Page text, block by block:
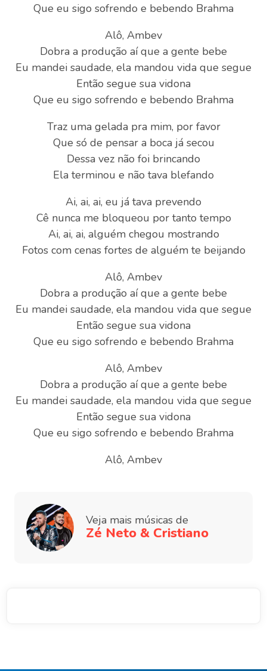
Que eu sigo sofrendo e bebendo Brahma
Alô, Ambev
Dobra a produção aí que a gente bebe
Eu mandei saudade, ela mandou vida que segue
Então segue sua vidona
Que eu sigo sofrendo e bebendo Brahma
Traz uma gelada pra mim, por favor
Que só de pensar a boca já secou
Dessa vez não foi brincando
Ela terminou e não tava blefando
Ai, ai, ai, eu já tava prevendo
Cê nunca me bloqueou por tanto tempo
Ai, ai, ai, alguém chegou mostrando
Fotos com cenas fortes de alguém te beijando
Alô, Ambev
Dobra a produção aí que a gente bebe
Eu mandei saudade, ela mandou vida que segue
Então segue sua vidona
Que eu sigo sofrendo e bebendo Brahma
Alô, Ambev
Dobra a produção aí que a gente bebe
Eu mandei saudade, ela mandou vida que segue
Então segue sua vidona
Que eu sigo sofrendo e bebendo Brahma
Alô, Ambev
Veja mais músicas de
Zé Neto & Cristiano